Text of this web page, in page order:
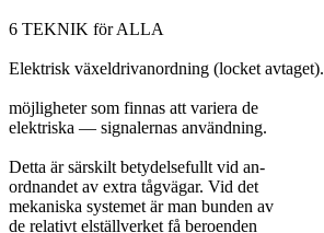
6 TEKNIK för ALLA
Elektrisk växeldrivanordning (locket avtaget).
möjligheter som finnas att variera de
elektriska — signalernas användning.
Detta är särskilt betydelsefullt vid an-
ordnandet av extra tågvägar. Vid det
mekaniska systemet är man bunden av
de relativt elställverket få beroenden